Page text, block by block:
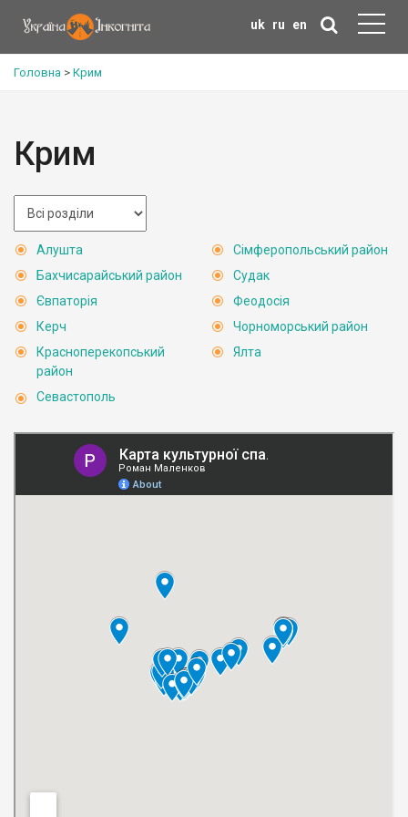
uk ru en
Головна > Крим
Крим
Алушта
Бахчисарайський район
Євпаторія
Керч
Красноперекопський
район
Севастополь
Сімферопольський район
Судак
Феодосія
Чорноморський район
Ялта